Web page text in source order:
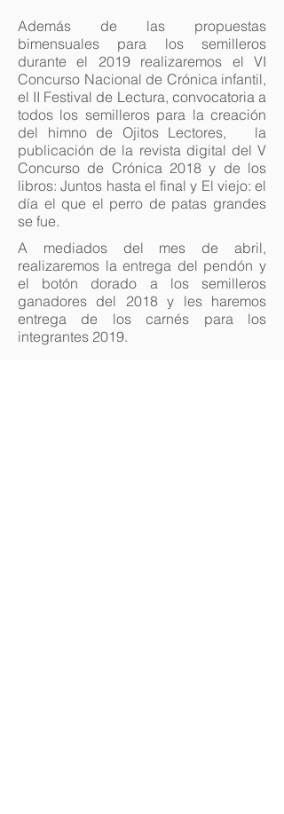
Además de las propuestas
bimensuales para los semilleros
durante el 2019 realizaremos el VI
Concurso Nacional de Crónica infantil,
el II Festival de Lectura, convocatoria a
todos los semilleros para la creación
del himno de Ojitos Lectores, la
publicación de la revista digital del V
Concurso de Crónica 2018 y de los
libros: Juntos hasta el final y El viejo: el
día el que el perro de patas grandes
se fue.
A mediados del mes de abril,
realizaremos la entrega del pendón y
el botón dorado a los semilleros
ganadores del 2018 y les haremos
entrega de los carnés para los
integrantes 2019.